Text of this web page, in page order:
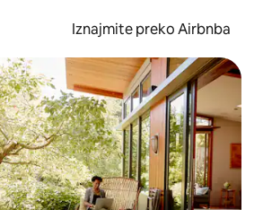
Iznajmite preko Airbnba